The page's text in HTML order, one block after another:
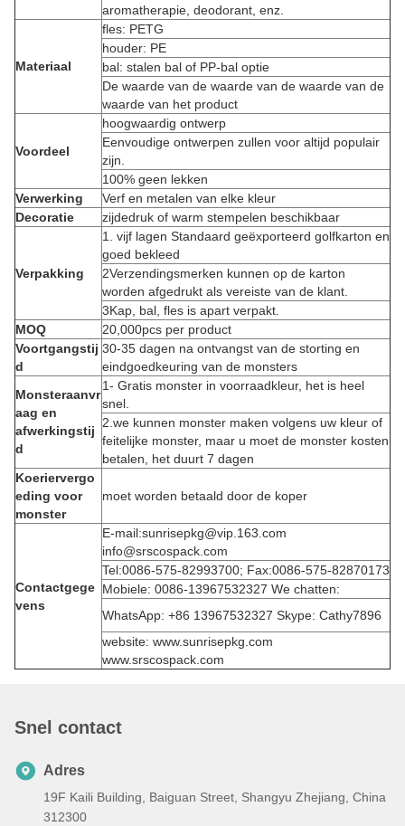
aromatherapie, deodorant, enz.
Materiaal
fles: PETG
houder: PE
bal: stalen bal of PP-bal optie
De waarde van de waarde van de waarde van de
waarde van het product
Voordeel
hoogwaardig ontwerp
Eenvoudige ontwerpen zullen voor altijd populair
zijn.
100% geen lekken
Verwerking
Verf en metalen van elke kleur
Decoratie
zijdedruk of warm stempelen beschikbaar
Verpakking
1. vijf lagen Standaard geëxporteerd golfkarton en
goed bekleed
2Verzendingsmerken kunnen op de karton
worden afgedrukt als vereiste van de klant.
3Kap, bal, fles is apart verpakt.
MOQ
20,000pcs per product
Voortgangstij
d
30-35 dagen na ontvangst van de storting en
eindgoedkeuring van de monsters
Monsteraanvr
aag en
afwerkingstij
d
1- Gratis monster in voorraadkleur, het is heel
snel.
2.we kunnen monster maken volgens uw kleur of
feitelijke monster, maar u moet de monster kosten
betalen, het duurt 7 dagen
Koeriervergo
eding voor
monster
moet worden betaald door de koper
Contactgege
vens
E-mail:sunrisepkg@vip.163.com
info@srscospack.com
Tel:0086-575-82993700; Fax:0086-575-82870173
Mobiele: 0086-13967532327 We chatten:
WhatsApp: +86 13967532327 Skype: Cathy7896
website: www.sunrisepkg.com
www.srscospack.com
Snel contact
Adres
19F Kaili Building, Baiguan Street, Shangyu Zhejiang, China
312300